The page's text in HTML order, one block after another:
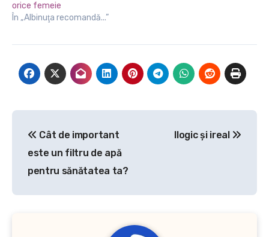
orice femeie
În „Albinuţa recomandă...”
articole
Cât de important
este un filtru de apă
pentru sănătatea ta?
Ilogic şi ireal